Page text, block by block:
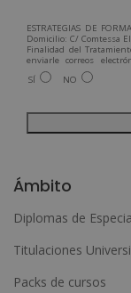
ESTRATEGIAS DE
Domicilio: C/ Comtessa
Finalidad del
enviarle correos
ofrecidos y otros tipo de
Legitimación del
Para más información
Desea recibir
SÍ NO
e
r
n
Ámbito
Diplomas de
Titulaciones
Packs de cursos